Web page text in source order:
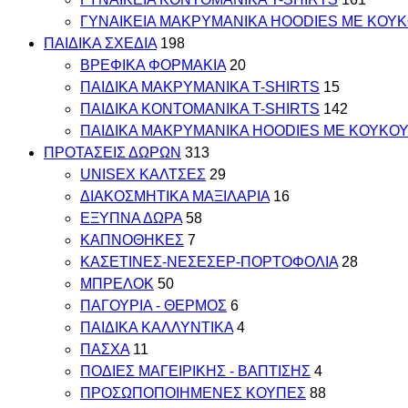
ΓΥΝΑΙΚΕΙΑ ΜΑΚΡΥΜΑΝΙΚΑ HOODIES ΜΕ
ΠΑΙΔΙΚΑ ΣΧΕΔΙΑ 198
ΒΡΕΦΙΚΑ ΦΟΡΜΑΚΙΑ 20
ΠΑΙΔΙΚΑ MAKΡYMANIKA T-SHIRTS 15
ΠΑΙΔΙΚΑ ΚΟΝΤΟΜΑΝΙΚΑ T-SHIRTS 142
ΠΑΙΔΙΚΑ ΜΑΚΡΥΜΑΝΙΚΑ HOODIES ΜΕ
ΠΡΟΤΑΣΕΙΣ ΔΩΡΩΝ 313
UNISEX ΚΑΛΤΣΕΣ 29
ΔΙΑΚΟΣΜΗΤΙΚΑ ΜΑΞΙΛΑΡΙΑ 16
ΕΞΥΠΝΑ ΔΩΡΑ 58
ΚΑΠΝΟΘΗΚΕΣ 7
ΚΑΣΕΤΙΝΕΣ-ΝΕΣΕΣΕΡ-ΠΟΡΤΟΦΟΛΙΑ 28
ΜΠΡΕΛΟΚ 50
ΠΑΓΟΥΡΙΑ - ΘΕΡΜΟΣ 6
ΠΑΙΔΙΚΑ ΚΑΛΛΥΝΤΙΚΑ 4
ΠΑΣΧΑ 11
ΠΟΔΙΕΣ ΜΑΓΕΙΡΙΚΗΣ - ΒΑΠΤΙΣΗΣ 4
ΠΡΟΣΩΠΟΠΟΙΗΜΕΝΕΣ ΚΟΥΠΕΣ 88